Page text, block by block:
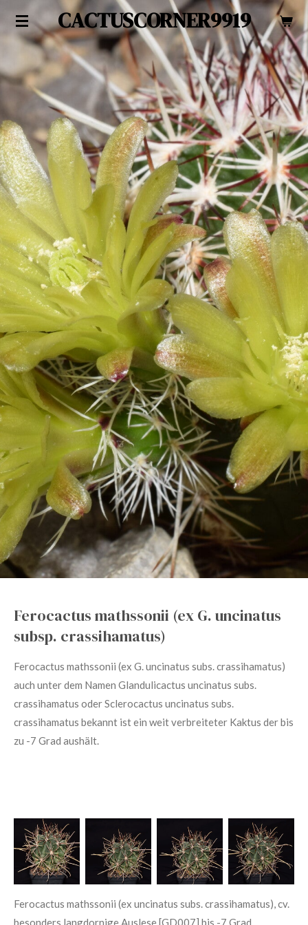
Zum
Hauptinhalt
springen
CACTUSCORNER9919
Ferocactus mathssonii (ex G. uncinatus
subsp. crassihamatus)
Ferocactus mathssonii (ex G. uncinatus subs. crassihamatus)
auch unter dem Namen Glandulicactus uncinatus subs.
crassihamatus oder Sclerocactus uncinatus subs.
crassihamatus bekannt ist ein weit verbreiteter Kaktus der bis
zu -7 Grad aushält.
Ferocactus mathssonii (ex uncinatus subs. crassihamatus), cv.
besonders langdornige Auslese [GD007] bis -7 Grad